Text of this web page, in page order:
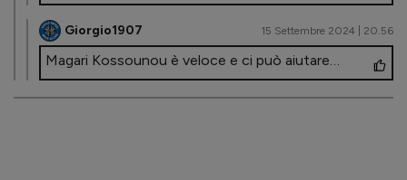
Giorgio1907 15 Settembre 2024 | 20.56
Magari Kossounou è veloce e ci può aiutare…